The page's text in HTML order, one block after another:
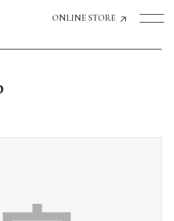
ONLINE STORE
食店経営のお客様
り機能の活用方法